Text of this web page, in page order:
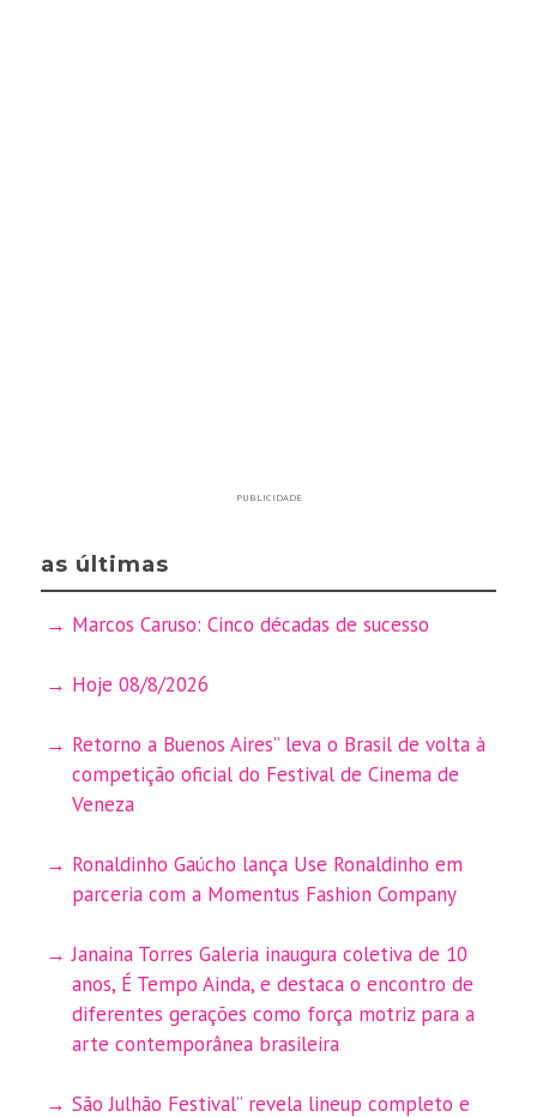
PUBLICIDADE
as últimas
Marcos Caruso: Cinco décadas de sucesso
Hoje 08/8/2026
Retorno a Buenos Aires” leva o Brasil de volta à
competição oficial do Festival de Cinema de
Veneza
Ronaldinho Gaúcho lança Use Ronaldinho em
parceria com a Momentus Fashion Company
Janaina Torres Galeria inaugura coletiva de 10
anos, É Tempo Ainda, e destaca o encontro de
diferentes gerações como força motriz para a
arte contemporânea brasileira
São Julhão Festival” revela lineup completo e